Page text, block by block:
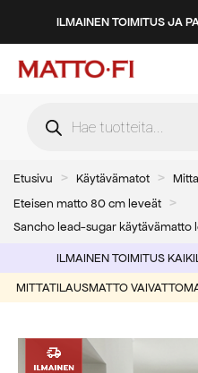
ILMAINEN TOIMITUS JA
search
Etusivu Käytävämatot
Eteisen matto 80 cm leveät
Sancho lead-sugar käytävämatto
ILMAINEN TOIMITUS
MITTATILAUSMATTO